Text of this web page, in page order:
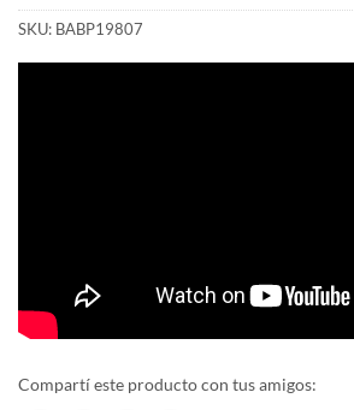
SKU: BABP19807
Compartí este producto con tus amigos: